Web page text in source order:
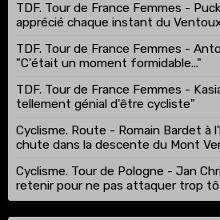
TDF. Tour de France Femmes -
apprécié chaque instant du
TDF. Tour de France Femmes -
"C'était un moment formidable..."
TDF. Tour de France Femmes -
tellement génial d'être cycliste"
Cyclisme. Route - Romain Bardet à
chute dans la descente du Mont
Cyclisme. Tour de Pologne - Jan
retenir pour ne pas attaquer trop